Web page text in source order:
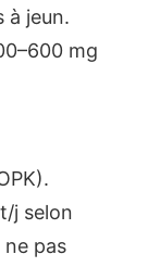
à jeun.
mg
j selon
pas